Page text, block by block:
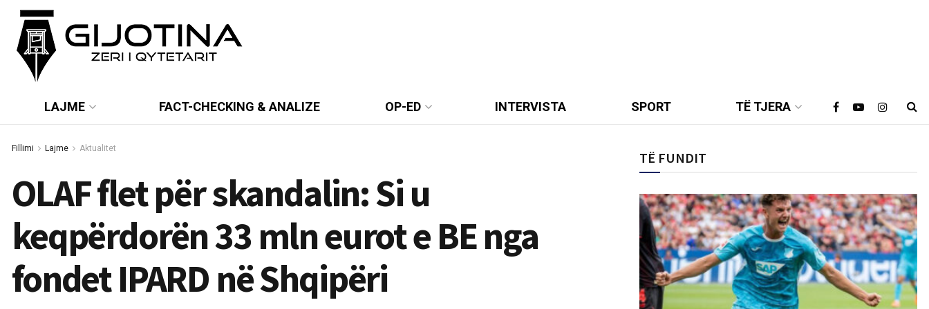
LAJME FACT-CHECKING & ANALIZE OP-ED INTERVISTA SPORT TË TJERA
Fillimi Lajme Aktualitet
OLAF flet për skandalin: Si u
keqpërdorën 33 mln eurot e BE nga
fondet IPARD në Shqipëri
TË FUNDIT